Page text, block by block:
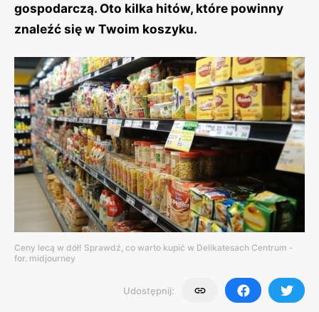
gospodarczą. Oto kilka hitów, które powinny
znaleźć się w Twoim koszyku.
Ceny lecą w dół! Sprawdź, co warto kupić w Delikatesach Centrum -
for. midjourney
Udostępnij: